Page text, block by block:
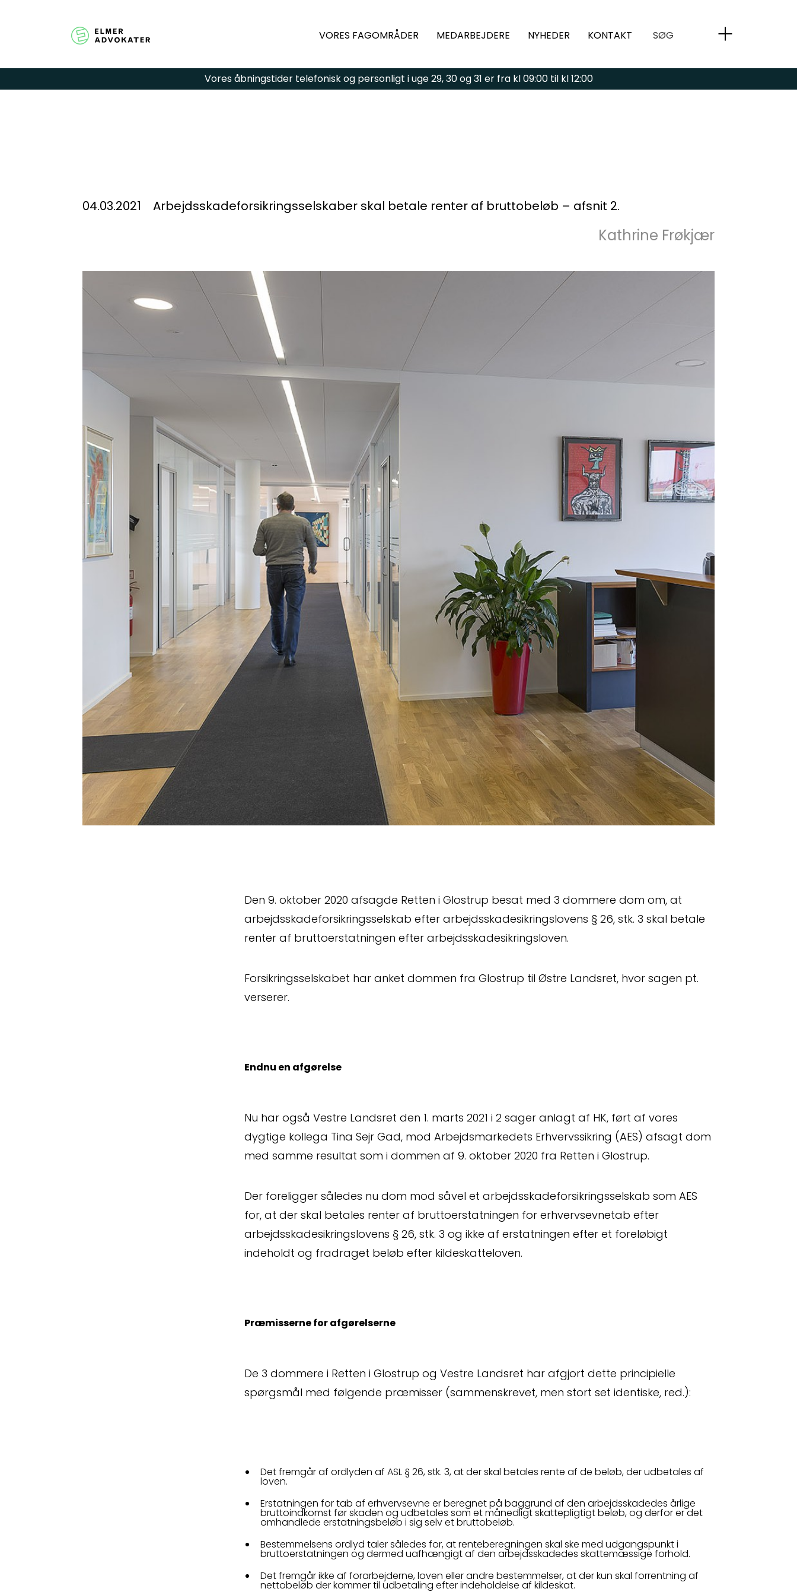
VORES FAGOMRÅDER MEDARBEJDERE NYHEDER KONTAKT SØG
Vores åbningstider telefonisk og personligt i uge 29, 30 og 31 er fra kl 09:00 til kl 12:00
Spørgsmål
Kontakt
Kontakt
Fagområder
Om os
Medarbejdere
Crossborder
Spørgsmål
Har du spørgsmål eller brug for
04.03.2021 Arbejdsskadeforsikrings­selskaber skal betale renter af bruttobeløb – afsnit 2.
Kathrine Frøkjær
Den 9. oktober 2020 afsagde Retten i Glostrup besat med 3 dommere dom om, at
arbejdsskadeforsikringsselskab efter arbejdsskadesikringslovens § 26, stk. 3 skal betale
renter af bruttoerstatningen efter arbejdsskadesikringsloven.
Forsikringsselskabet har anket dommen fra Glostrup til Østre Landsret, hvor sagen pt.
verserer.
Endnu en afgørelse
Nu har også Vestre Landsret den 1. marts 2021 i 2 sager anlagt af HK, ført af vores
dygtige kollega Tina Sejr Gad, mod Arbejdsmarkedets Erhvervssikring (AES) afsagt dom
med samme resultat som i dommen af 9. oktober 2020 fra Retten i Glostrup.
Der foreligger således nu dom mod såvel et arbejdsskadeforsikringsselskab som AES
for, at der skal betales renter af bruttoerstatningen for erhvervsevnetab efter
arbejdsskadesikringslovens § 26, stk. 3 og ikke af erstatningen efter et foreløbigt
indeholdt og fradraget beløb efter kildeskatteloven.
Præmisserne for afgørelserne
De 3 dommere i Retten i Glostrup og Vestre Landsret har afgjort dette principielle
spørgsmål med følgende præmisser (sammenskrevet, men stort set identiske, red.):
Det fremgår af ordlyden af ASL § 26, stk. 3, at der skal betales rente af de beløb, der udbetales af
loven.
Erstatningen for tab af erhvervsevne er beregnet på baggrund af den arbejdsskadedes årlige
bruttoindkomst før skaden og udbetales som et månedligt skattepligtigt beløb, og derfor er det
omhandlede erstatningsbeløb i sig selv et bruttobeløb.
Bestemmelsens ordlyd taler således for, at renteberegningen skal ske med udgangspunkt i
bruttoerstatningen og dermed uafhængigt af den arbejdsskadedes skattemæssige forhold.
Det fremgår ikke af forarbejderne, loven eller andre bestemmelser, at der kun skal forrentning af
nettobeløb der kommer til udbetaling efter indeholdelse af kildeskat.